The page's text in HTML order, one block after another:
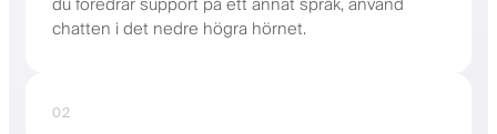
chatten i det nedre högra hörnet.
02